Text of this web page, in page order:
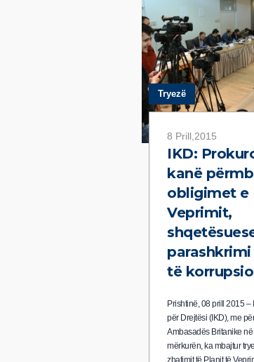
vazhdim gjeni një
gjetjeve të raportit rreth
luftimin e korrupsionit në
Tryezë
8 Prill,2015
IKD:
kanë
obligimet e
Veprimit,
të
Prishtinë, 08 prill 2015 –
për Drejtësi (IKD), me
Ambasadës Britanike në
mërkurën, ka mbajtur
zbatimit të Planit të